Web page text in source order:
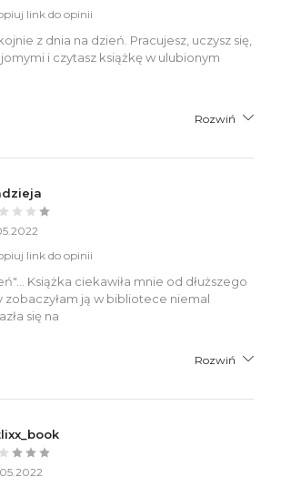
link do opinii
z dnia na dzień. Pracujesz, uczysz się,
i czytasz książkę w ulubionym
Rozwiń
link do opinii
Książka ciekawiła mnie od dłuższego
zobaczyłam ją w bibliotece niemal
się na
Rozwiń